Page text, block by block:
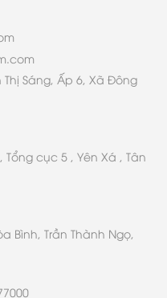
Thị Sáng, Ấp 6, Xã Đông
Tổng cục 5 , Yên Xá , Tân
Bình, Trần Thành Ngọ,